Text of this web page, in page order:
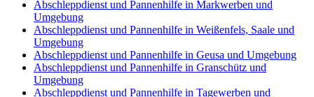
Abschleppdienst und Pannenhilfe in Markwerben und
Umgebung
Abschleppdienst und Pannenhilfe in Weißenfels, Saale und
Umgebung
Abschleppdienst und Pannenhilfe in Geusa und Umgebung
Abschleppdienst und Pannenhilfe in Granschütz und
Umgebung
Abschleppdienst und Pannenhilfe in Tagewerben und